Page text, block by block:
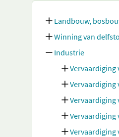
Landbouw,
Winning van
Industrie
Vervaardiging
Vervaardiging
Vervaardiging
Vervaardiging
Vervaardiging